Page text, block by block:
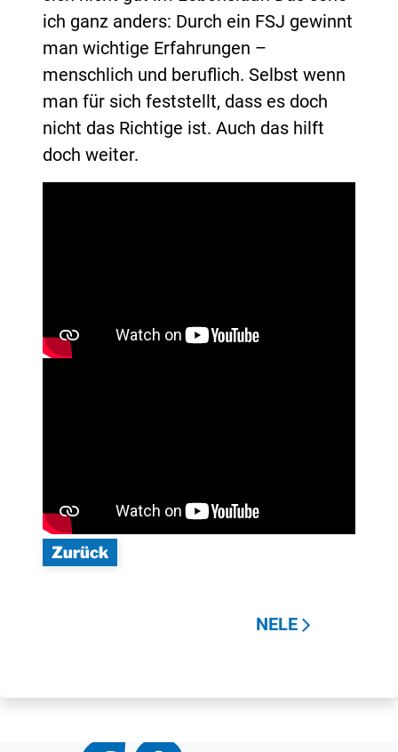
ich ganz anders: Durch ein FSJ gewinnt
man wichtige Erfahrungen –
menschlich und beruflich. Selbst wenn
man für sich feststellt, dass es doch
nicht das Richtige ist. Auch das hilft
doch weiter.
Zurück
NELE